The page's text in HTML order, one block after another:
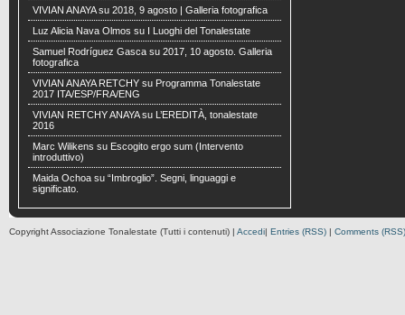
VIVIAN ANAYAsu 2018, 9 agosto | Galleria fotografica
Luz Alicia Nava Olmos su I Luoghi del Tonalestate
Samuel Rodríguez Gasca su 2017, 10 agosto. Galleria
fotografica
VIVIAN ANAYA RETCHY su Programma Tonalestate
2017 ITA/ESP/FRA/ENG
VIVIAN RETCHY ANAYAsu L’EREDITÀ, tonalestate
2016
Marc Wilikens su Escogito ergo sum (Intervento
introduttivo)
Maida Ochoa su “Imbroglio”. Segni, linguaggi e
significato.
Copyright Associazione Tonalestate (Tutti i contenuti) | Accedi| Entries (RSS) | Comments (RSS)